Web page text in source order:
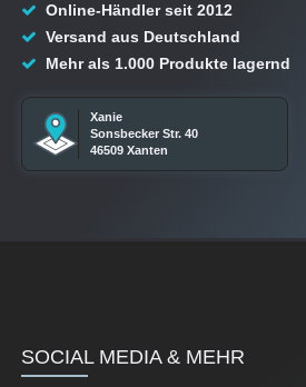
Online-Händler seit 2012
Versand aus Deutschland
Mehr als 1.000 Produkte lagernd
Xanie
Sonsbecker Str. 40
46509 Xanten
SOCIAL MEDIA & MEHR